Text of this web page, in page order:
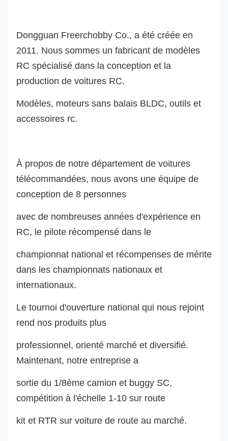
Dongguan Freerchobby Co., a été créée en
2011. Nous sommes un fabricant de modèles
RC spécialisé dans la conception et la
production de voitures RC.
Modèles, moteurs sans balais BLDC, outils et
accessoires rc.
À propos de notre département de voitures
télécommandées, nous avons une équipe de
conception de 8 personnes
avec de nombreuses années d'expérience en
RC, le pilote récompensé dans le
championnat national et récompenses de mérite
dans les championnats nationaux et
internationaux.
Le tournoi d'ouverture national qui nous rejoint
rend nos produits plus
professionnel, orienté marché et diversifié.
Maintenant, notre entreprise a
sortie du 1/8ème camion et buggy SC,
compétition à l'échelle 1-10 sur route
kit et RTR sur voiture de route au marché.